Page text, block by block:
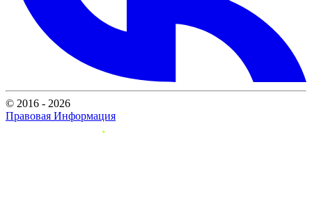
© 2016 - 2026
Правовая Информация